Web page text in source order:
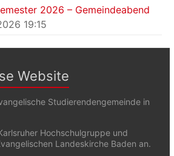
2026 – Gemeindeabend
19:15
Website
Studierendengemeinde in
Hochschulgruppe und
Landeskirche Baden an.